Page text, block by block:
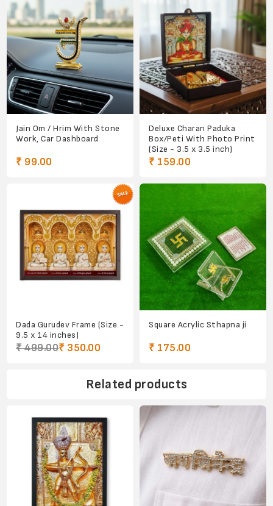
Jain Om / Hrim With Stone
Work, Car Dashboard
₹ 99.00
Deluxe Charan Paduka
Box/Peti With Photo Print
(Size - 3.5 x 3.5 inch)
₹ 159.00
Dada Gurudev Frame (Size -
9.5 x 14 inches)
₹ 499.00₹ 350.00
Square Acrylic Sthapna ji
₹ 175.00
Related products